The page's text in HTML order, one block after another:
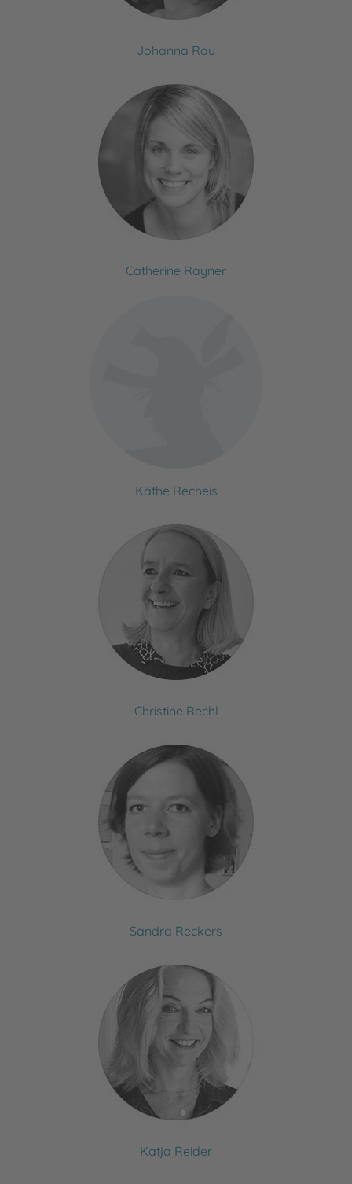
Johanna Rau
Catherine Rayner
Käthe Recheis
Christine Rechl
Sandra Reckers
Katja Reider